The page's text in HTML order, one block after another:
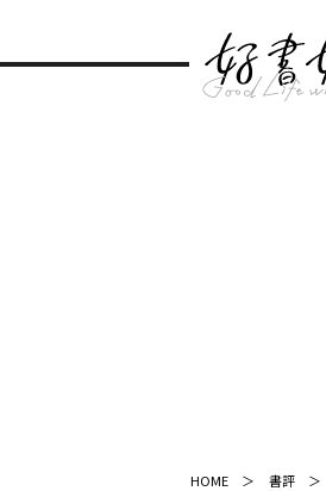
HOME 書評